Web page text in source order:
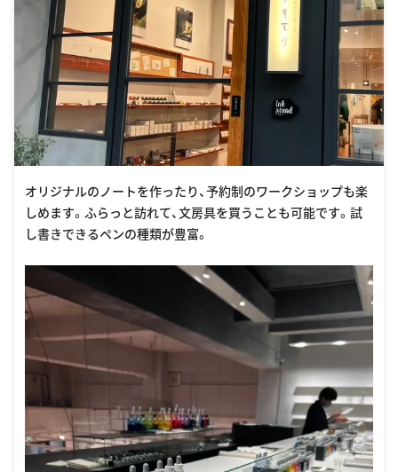
オリジナルのノートを作ったり、予約制のワークショップも楽
しめます。ふらっと訪れて、文房具を買うことも可能です。試
し書きできるペンの種類が豊富。